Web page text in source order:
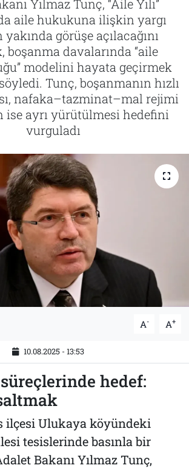
Yılmaz Tunç, “Aile Yılı”
aile hukukuna ilişkin yargı
görüşe açılacağını
boşanma davalarında “aile
modelini hayata geçirmek
Tunç, boşanmanın hızlı
nafaka–tazminat–mal rejimi
ise ayrı yürütülmesi hedefini
vurguladı
A- A+
10.08.2025 - 13:53
hedef:
ilçesi Ulukaya köyündeki
tesislerinde basınla bir
Bakanı Yılmaz Tunç,